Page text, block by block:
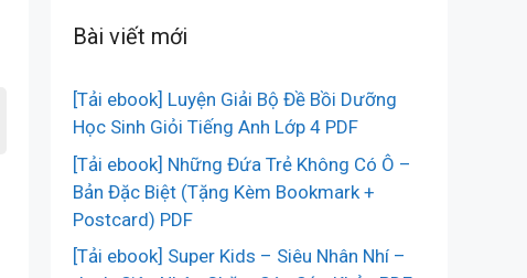
Bài viết mới
[Tải ebook] Luyện Giải Bộ Đề Bồi Dưỡng
Học Sinh Giỏi Tiếng Anh Lớp 4 PDF
[Tải ebook] Những Đứa Trẻ Không Có Ô –
Bản Đặc Biệt (Tặng Kèm Bookmark +
Postcard) PDF
[Tải ebook] Super Kids – Siêu Nhân Nhí –